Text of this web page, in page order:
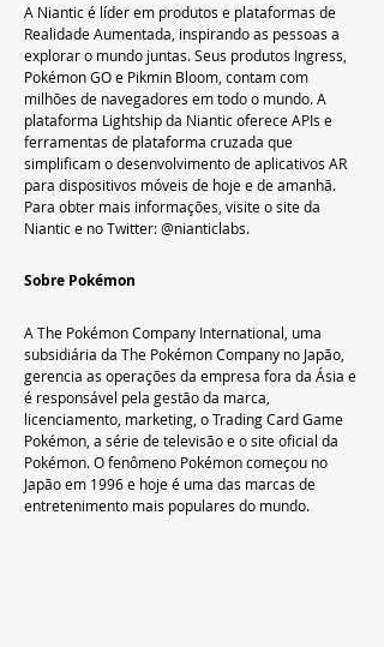
A Niantic é líder em produtos e plataformas de
Realidade Aumentada, inspirando as pessoas a
explorar o mundo juntas. Seus produtos Ingress,
Pokémon GO e Pikmin Bloom, contam com
milhões de navegadores em todo o mundo. A
plataforma Lightship da Niantic oferece APIs e
ferramentas de plataforma cruzada que
simplificam o desenvolvimento de aplicativos AR
para dispositivos móveis de hoje e de amanhã.
Para obter mais informações, visite o site da
Niantic e no Twitter: @nianticlabs.
Sobre Pokémon
A The Pokémon Company International, uma
subsidiária da The Pokémon Company no Japão,
gerencia as operações da empresa fora da Ásia e
é responsável pela gestão da marca,
licenciamento, marketing, o Trading Card Game
Pokémon, a série de televisão e o site oficial da
Pokémon. O fenômeno Pokémon começou no
Japão em 1996 e hoje é uma das marcas de
entretenimento mais populares do mundo.